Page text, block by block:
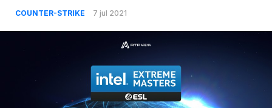
COUNTER-STRIKE 7 jul 2021